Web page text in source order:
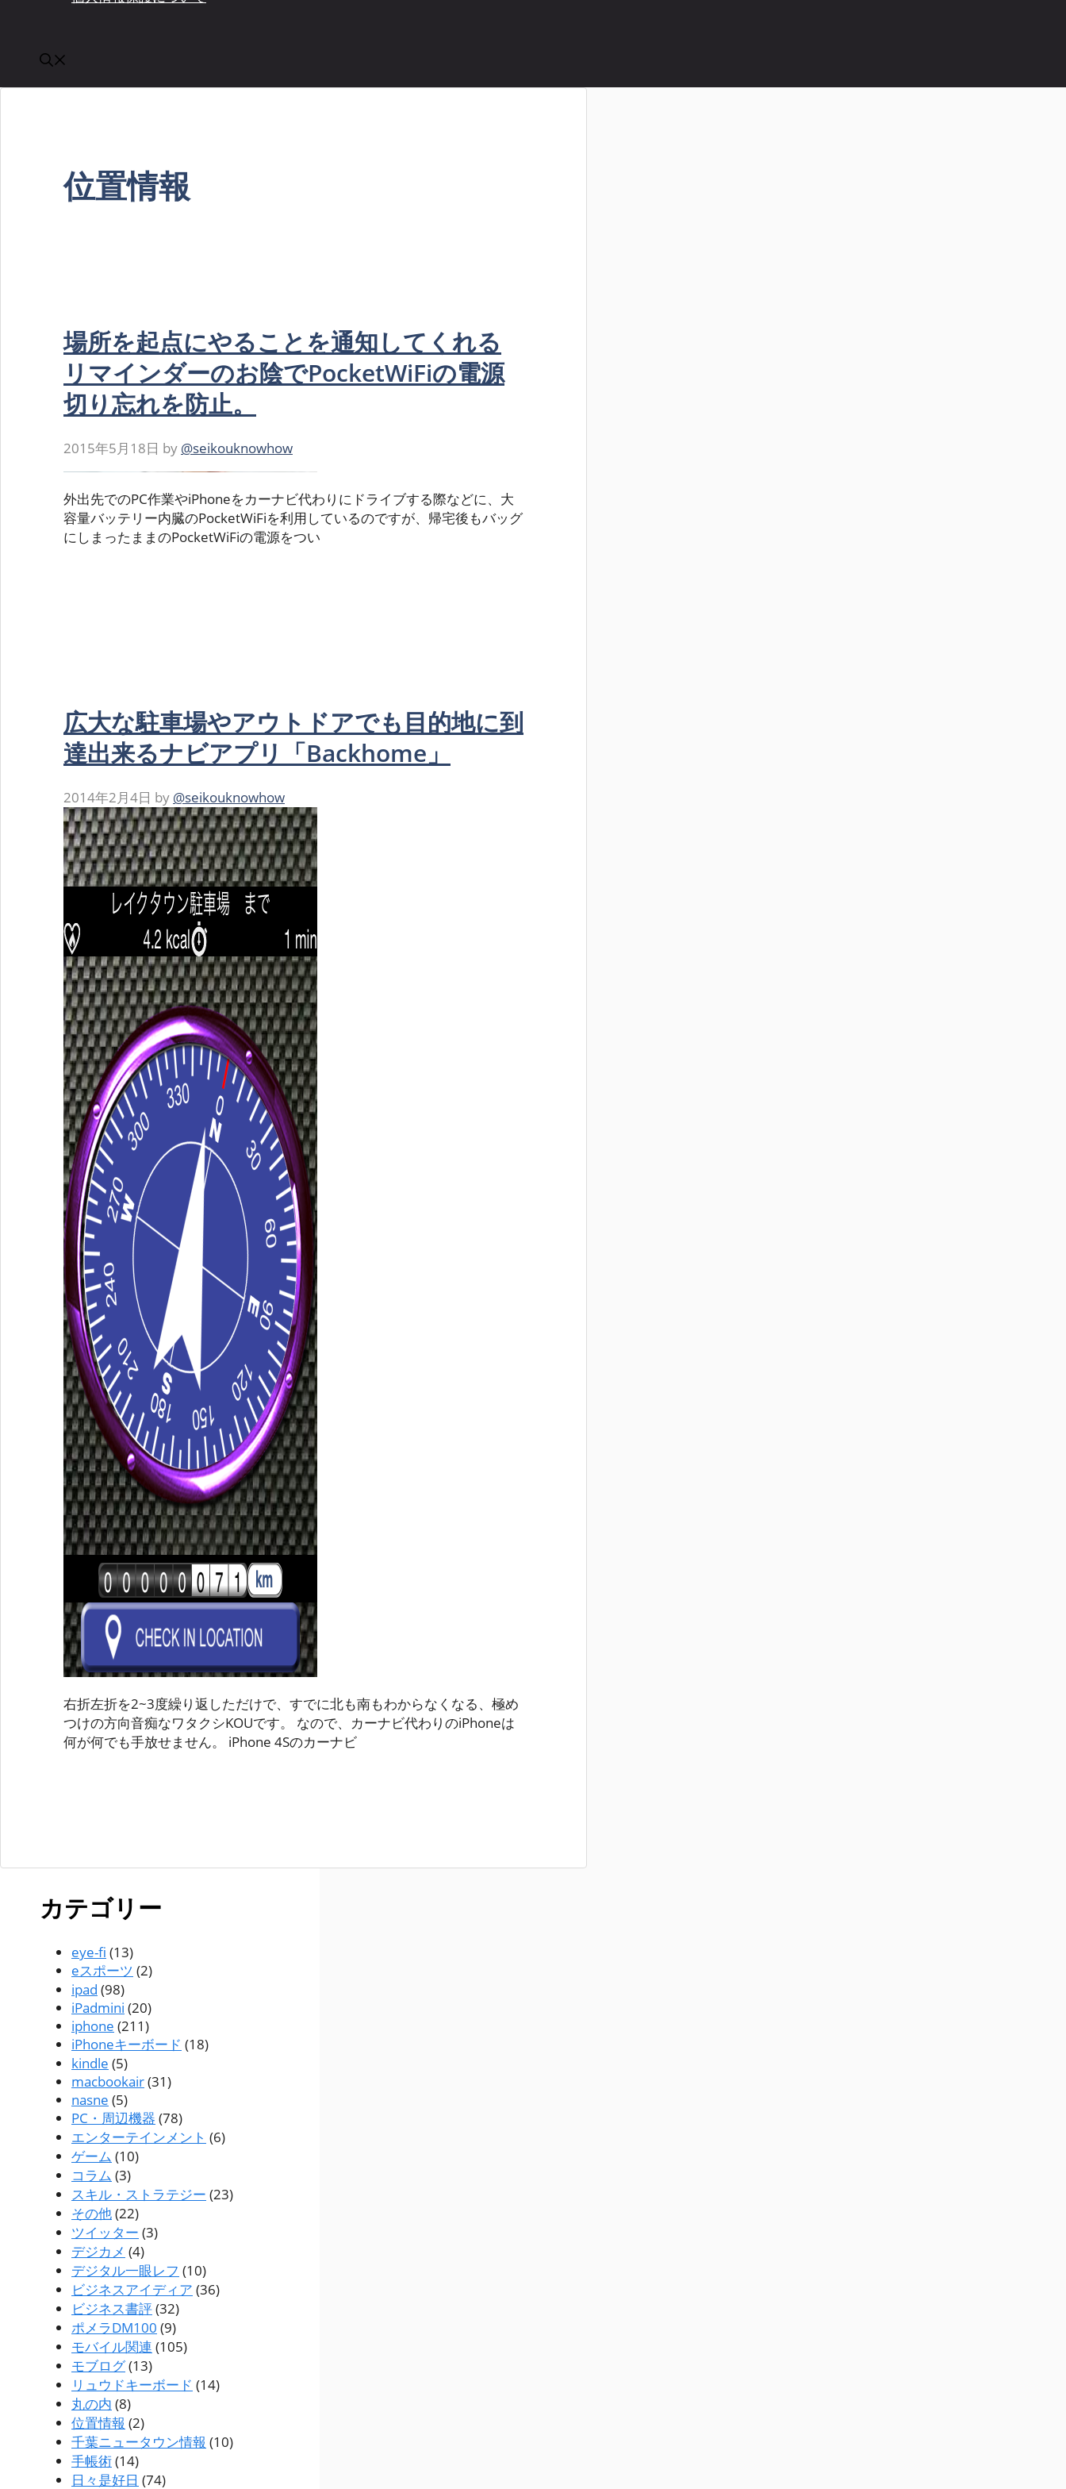
位置情報
場所を起点にやることを通知してくれる
リマインダーのお陰でPocketWiFiの電源
切り忘れを防止。
2015年5月18日 by @seikouknowhow
外出先でのPC作業やiPhoneをカーナビ代わりにドライブする際などに、大
容量バッテリー内臓のPocketWiFiを利用しているのですが、帰宅後もバッグ
にしまったままのPocketWiFiの電源をつい
広大な駐車場やアウトドアでも目的地に到
達出来るナビアプリ「Backhome」
2014年2月4日 by @seikouknowhow
右折左折を2~3度繰り返しただけで、すでに北も南もわからなくなる、極め
つけの方向音痴なワタクシKOUです。 なので、カーナビ代わりのiPhoneは
何が何でも手放せません。 iPhone 4Sのカーナビ
カテゴリー
eye-fi (13)
eスポーツ (2)
ipad (98)
iPadmini (20)
iphone (211)
iPhoneキーボード (18)
kindle (5)
macbookair(31)
nasne (5)
PC・周辺機器 (78)
エンターテインメント (6)
ゲーム (10)
コラム (3)
スキル・ストラテジー (23)
その他(22)
ツイッター (3)
デジカメ (4)
デジタル一眼レフ (10)
ビジネスアイディア (36)
ビジネス書評(32)
ポメラDM100 (9)
モバイル関連 (105)
モブログ(13)
リュウドキーボード (14)
丸の内 (8)
位置情報 (2)
千葉ニュータウン情報 (10)
手帳術(14)
日々是好日 (74)